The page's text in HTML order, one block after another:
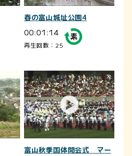
春の富山城址公園4
00:01:14
再生回数：25
富山秋季国体開会式 マー